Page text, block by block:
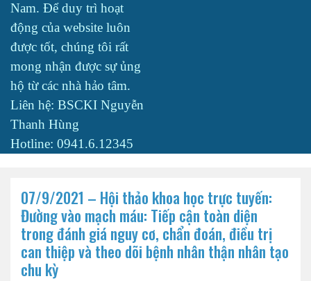
Nam. Để duy trì hoạt
động của website luôn
được tốt, chúng tôi rất
mong nhận được sự ủng
hộ từ các nhà hảo tâm.
Liên hệ: BSCKI Nguyễn
Thanh Hùng
Hotline: 0941.6.12345
07/9/2021 – Hội thảo khoa học trực tuyến:
Đường vào mạch máu: Tiếp cận toàn diện
trong đánh giá nguy cơ, chẩn đoán, điều trị
can thiệp và theo dõi bệnh nhân thận nhân tạo
chu kỳ